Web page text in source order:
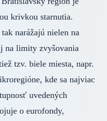
krivkou starnutia.
narážajú nielen na
na limity zvyšovania
tzv. biele miesta, napr.
kde sa najviac
uvedených
o eurofondy,